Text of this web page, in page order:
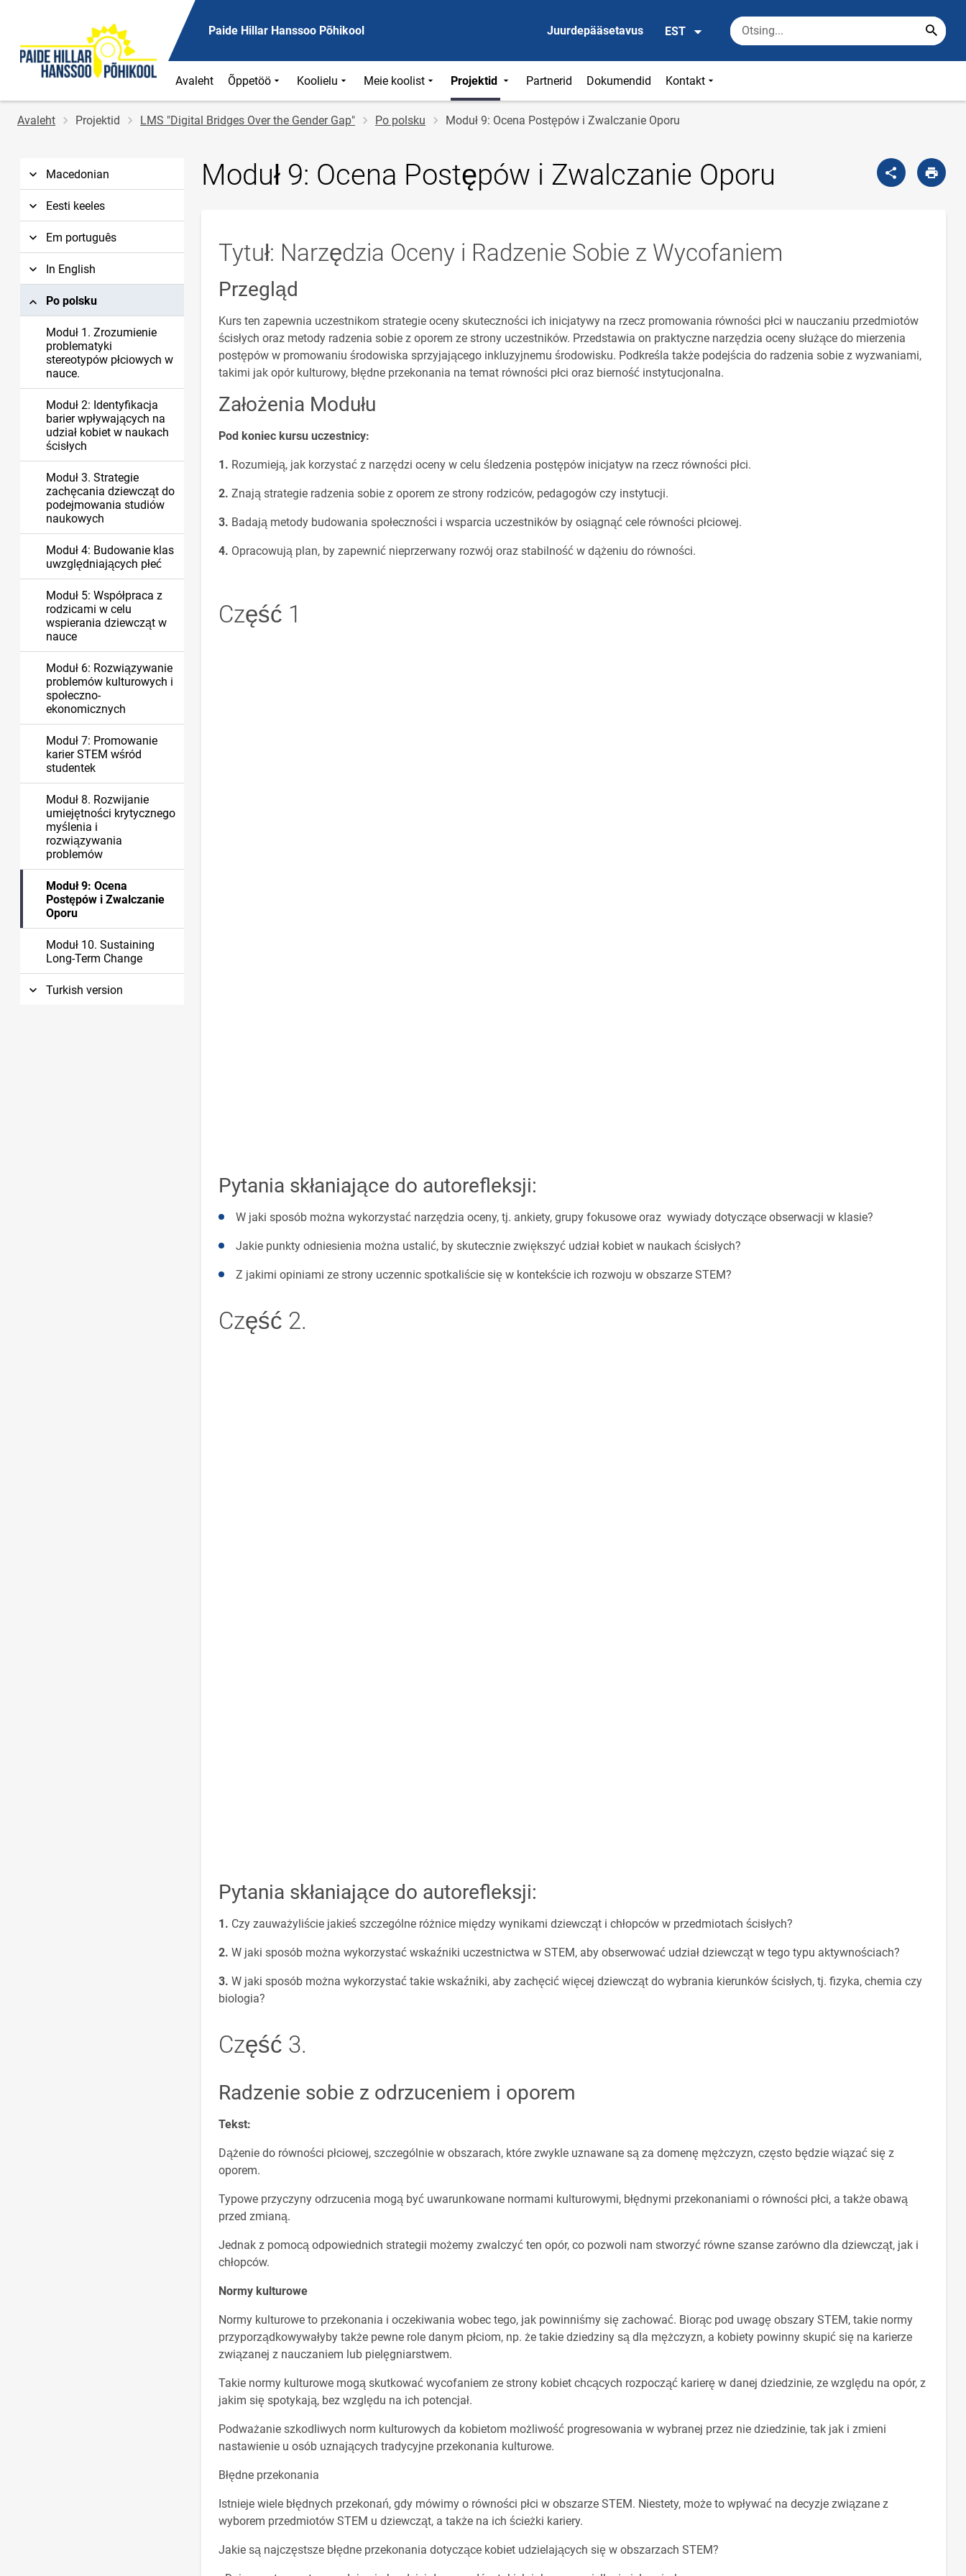
Paide Hillar Hanssoo Põhikool Juurdepääsetavus EST
Avaleht Õppetöö Koolielu Meie koolist Projektid Partnerid Dokumendid Kontakt
Jälglink
Avaleht Projektid LMS "Digital Bridges Over the Gender Gap" Po polsku Moduł 9: Ocena Postępów i Zwalczanie Oporu
Macedonian
Eesti keeles
Em português
In English
Po polsku
Moduł 1. Zrozumienie
problematyki
stereotypów płciowych w
nauce.
Moduł 2: Identyfikacja
barier wpływających na
udział kobiet w naukach
ścisłych
Moduł 3. Strategie
zachęcania dziewcząt do
podejmowania studiów
naukowych
Moduł 4: Budowanie klas
uwzględniających płeć
Moduł 5: Współpraca z
rodzicami w celu
wspierania dziewcząt w
nauce
Moduł 6: Rozwiązywanie
problemów kulturowych i
społeczno-
ekonomicznych
Moduł 7: Promowanie
karier STEM wśród
studentek
Moduł 8. Rozwijanie
umiejętności krytycznego
myślenia i
rozwiązywania
problemów
Moduł 9: Ocena
Postępów i Zwalczanie
Oporu
Moduł 10. Sustaining
Long-Term Change
Turkish version
Moduł 9: Ocena Postępów i Zwalczanie Oporu
Tytuł: Narzędzia Oceny i Radzenie Sobie z Wycofaniem
Przegląd
Kurs ten zapewnia uczestnikom strategie oceny skuteczności ich inicjatywy na rzecz promowania równości płci w nauczaniu przedmiotów
ścisłych oraz metody radzenia sobie z oporem ze strony uczestników. Przedstawia on praktyczne narzędzia oceny służące do mierzenia
postępów w promowaniu środowiska sprzyjającego inkluzyjnemu środowisku. Podkreśla także podejścia do radzenia sobie z wyzwaniami,
takimi jak opór kulturowy, błędne przekonania na temat równości płci oraz bierność instytucjonalna.
Założenia Modułu
Pod koniec kursu uczestnicy:
Rozumieją, jak korzystać z narzędzi oceny w celu śledzenia postępów inicjatyw na rzecz równości płci.
Znają strategie radzenia sobie z oporem ze strony rodziców, pedagogów czy instytucji.
Badają metody budowania społeczności i wsparcia uczestników by osiągnąć cele równości płciowej.
Opracowują plan, by zapewnić nieprzerwany rozwój oraz stabilność w dążeniu do równości.
Część 1
Pytania skłaniające do autorefleksji:
W jaki sposób można wykorzystać narzędzia oceny, tj. ankiety, grupy fokusowe oraz wywiady dotyczące obserwacji w klasie?
Jakie punkty odniesienia można ustalić, by skutecznie zwiększyć udział kobiet w naukach ścisłych?
Z jakimi opiniami ze strony uczennic spotkaliście się w kontekście ich rozwoju w obszarze STEM?
Część 2.
Pytania skłaniające do autorefleksji:
Czy zauważyliście jakieś szczególne różnice między wynikami dziewcząt i chłopców w przedmiotach ścisłych?
W jaki sposób można wykorzystać wskaźniki uczestnictwa w STEM, aby obserwować udział dziewcząt w tego typu aktywnościach?
W jaki sposób można wykorzystać takie wskaźniki, aby zachęcić więcej dziewcząt do wybrania kierunków ścisłych, tj. fizyka, chemia czy
biologia?
Część 3.
Radzenie sobie z odrzuceniem i oporem
Tekst:
Dążenie do równości płciowej, szczególnie w obszarach, które zwykle uznawane są za domenę mężczyzn, często będzie wiązać się z
oporem.
Typowe przyczyny odrzucenia mogą być uwarunkowane normami kulturowymi, błędnymi przekonaniami o równości płci, a także obawą
przed zmianą.
Jednak z pomocą odpowiednich strategii możemy zwalczyć ten opór, co pozwoli nam stworzyć równe szanse zarówno dla dziewcząt, jak i
chłopców.
Normy kulturowe
Normy kulturowe to przekonania i oczekiwania wobec tego, jak powinniśmy się zachować. Biorąc pod uwagę obszary STEM, takie normy
przyporządkowywałyby także pewne role danym płciom, np. że takie dziedziny są dla mężczyzn, a kobiety powinny skupić się na karierze
związanej z nauczaniem lub pielęgniarstwem.
Takie normy kulturowe mogą skutkować wycofaniem ze strony kobiet chcących rozpocząć karierę w danej dziedzinie, ze względu na opór, z
jakim się spotykają, bez względu na ich potencjał.
Podważanie szkodliwych norm kulturowych da kobietom możliwość progresowania w wybranej przez nie dziedzinie, tak jak i zmieni
nastawienie u osób uznających tradycyjne przekonania kulturowe.
Błędne przekonania
Istnieje wiele błędnych przekonań, gdy mówimy o równości płci w obszarze STEM. Niestety, może to wpływać na decyzje związane z
wyborem przedmiotów STEM u dziewcząt, a także na ich ścieżki kariery.
Jakie są najczęstsze błędne przekonania dotyczące kobiet udzielających się w obszarzach STEM?